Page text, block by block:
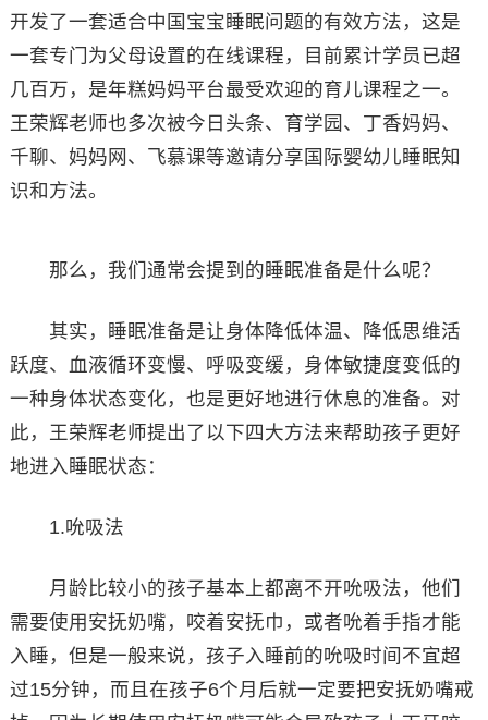
开发了一套适合中国宝宝睡眠问题的有效方法，这是
一套专门为父母设置的在线课程，目前累计学员已超
几百万，是年糕妈妈平台最受欢迎的育儿课程之一。
王荣辉老师也多次被今日头条、育学园、丁香妈妈、
千聊、妈妈网、飞慕课等邀请分享国际婴幼儿睡眠知
识和方法。
那么，我们通常会提到的睡眠准备是什么呢？
其实，睡眠准备是让身体降低体温、降低思维活
跃度、血液循环变慢、呼吸变缓，身体敏捷度变低的
一种身体状态变化，也是更好地进行休息的准备。对
此，王荣辉老师提出了以下四大方法来帮助孩子更好
地进入睡眠状态：
1.吮吸法
月龄比较小的孩子基本上都离不开吮吸法，他们
需要使用安抚奶嘴，咬着安抚巾，或者吮着手指才能
入睡，但是一般来说，孩子入睡前的吮吸时间不宜超
过15分钟，而且在孩子6个月后就一定要把安抚奶嘴戒